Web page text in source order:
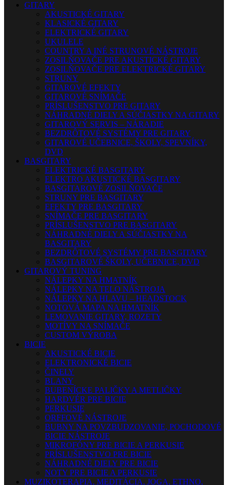
GITARY
AKUSTICKÉ GITARY
KLASICKÉ GITARY
ELEKTRICKÉ GITARY
UKULELE
COUNTRY A INÉ STRUNOVÉ NÁSTROJE
ZOSILŇOVAČE PRE AKUSTICKÉ GITARY
ZOSILŇOVAČE PRE ELEKTRICKÉ GITARY
STRUNY
GITAROVÉ EFEKTY
GITAROVÉ SNÍMAČE
PRÍSLUŠENSTVO PRE GITARY
NÁHRADNÉ DIELY A SÚČIASTKY NA GITARY
GITAROVÝ SERVIS – NÁRADIE
BEZDRÔTOVÉ SYSTÉMY PRE GITARY
GITAROVÉ UČEBNICE, ŠKOLY, SPEVNÍKY,
DVD
BASGITARY
ELEKTRICKÉ BASGITARY
ELEKTRO AKUSTICKÉ BASGITARY
BASGITAROVÉ ZOSILŇOVAČE
STRUNY PRE BASGITARY
EFEKTY PRE BASGITARY
SNÍMAČE PRE BASGITARY
PRÍSLUŠENSTVO PRE BASGITARY
NÁHRADNÉ DIELY A SÚČIASTKY NA
BASGITARY
BEZDRÔTOVÉ SYSTÉMY PRE BASGITARY
BASGITAROVÉ ŠKOLY, UČEBNICE, DVD
GITAROVÝ TUNING
NÁLEPKY NA HMATNÍK
NÁLEPKY NA TELO NÁSTROJA
NÁLEPKY NA HLAVU – HEADSTOCK
NOTOVÁ MAPA NA HMATNÍK
LEMOVANIE GITARY, ROZETY
MOTÍVY NA SNÍMAČE
CUSTOM VÝROBA
BICIE
AKUSTICKÉ BICIE
ELEKTRONICKÉ BICIE
ČINELY
BLANY
BUBENÍCKE PALIČKY A METLIČKY
HARDVÉR PRE BICIE
PERKUSIE
ORFFOVÉ NÁSTROJE
BUBNY NA POVZBUDZOVANIE, POCHODOVÉ
BICIE NÁSTROJE
MIKROFÓNY PRE BICIE A PERKUSIE
PRÍSLUŠENSTVO PRE BICIE
NÁHRADNÉ DIELY PRE BICIE
NOTY PRE BICIE A PERKUSIE
MUZIKOTERAPIA, MEDITÁCIA, JOGA, ETHNO,